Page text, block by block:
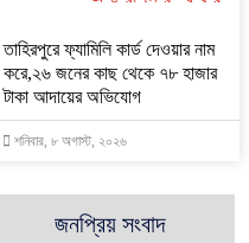
তাহিরপুরে ফ্যামিলি কার্ড দেওয়ার নাম
করে,২৬ জনের কাছ থেকে ৭৮ হাজার
টাকা আদায়ের অভিযোগ
শনিবার, ৮ অগাস্ট, ২০২৬
জনপ্রিয় সংবাদ